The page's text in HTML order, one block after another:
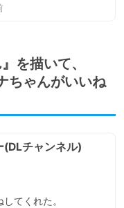
を描いて、
ちゃんがいいね
(DLチャンネル)
てくれた。